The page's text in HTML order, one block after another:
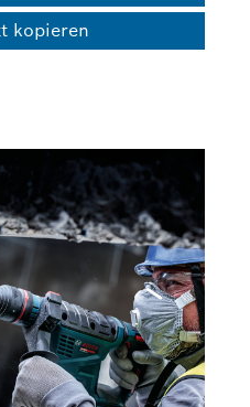
kopieren